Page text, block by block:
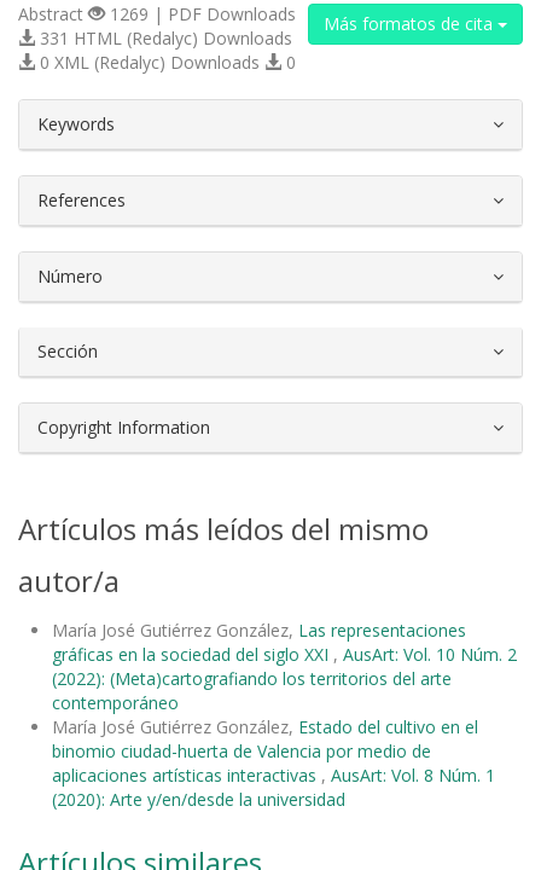
Más formatos de cita
Abstract
1269 | PDF Downloads
331 HTML (Redalyc) Downloads
0 XML (Redalyc) Downloads
0
Keywords
References
Número
Sección
Copyright Information
Artículos más leídos del mismo
autor/a
María José Gutiérrez González, Las representaciones
gráficas en la sociedad del siglo XXI , AusArt: Vol. 10 Núm. 2
(2022): (Meta)cartografiando los territorios del arte
contemporáneo
María José Gutiérrez González, Estado del cultivo en el
binomio ciudad-huerta de Valencia por medio de
aplicaciones artísticas interactivas , AusArt: Vol. 8 Núm. 1
(2020): Arte y/en/desde la universidad
Artículos similares